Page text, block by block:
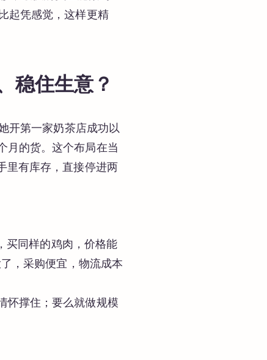
起凭感觉，这样更精
稳住生意？
开第一家奶茶店成功以
月的货。这个布局在当
里有库存，直接停进两
买同样的鸡肉，价格能
，采购便宜，物流成本
怀撑住；要么就做规模